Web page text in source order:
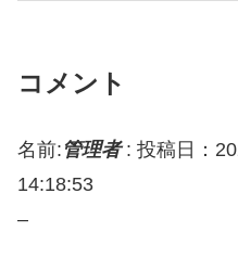
コメント
名前: 管理者: 投稿日：
14:18:53
–